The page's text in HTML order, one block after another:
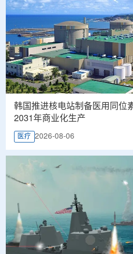
韩国推进核电站制备医用同位
2031年商业化生产
医疗 2026-08-06